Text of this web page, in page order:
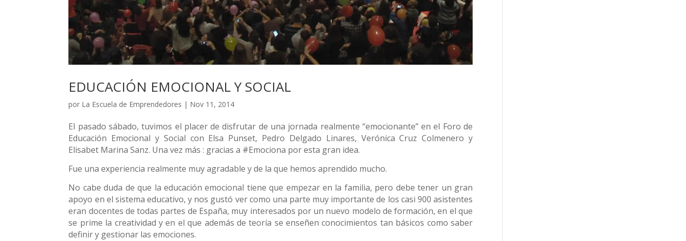
EDUCACIÓN EMOCIONAL Y SOCIAL
por La Escuela de Emprendedores | Nov 11, 2014
El pasado sábado, tuvimos el placer de disfrutar de una jornada realmente “emocionante” en el Foro de
Educación Emocional y Social con Elsa Punset, Pedro Delgado Linares, Verónica Cruz Colmenero y
Elisabet Marina Sanz. Una vez más : gracias a #Emociona por esta gran idea.
Fue una experiencia realmente muy agradable y de la que hemos aprendido mucho.
No cabe duda de que la educación emocional tiene que empezar en la familia, pero debe tener un gran
apoyo en el sistema educativo, y nos gustó ver como una parte muy importante de los casi 900 asistentes
eran docentes de todas partes de España, muy interesados por un nuevo modelo de formación, en el que
se prime la creatividad y en el que además de teoría se enseñen conocimientos tan básicos como saber
definir y gestionar las emociones.